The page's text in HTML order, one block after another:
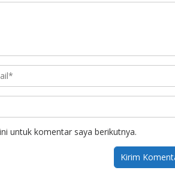
untuk komentar saya berikutnya.